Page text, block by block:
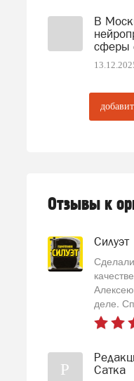
В
сферы
Отзывы к
Силуэт
деле.
Р
Сатка